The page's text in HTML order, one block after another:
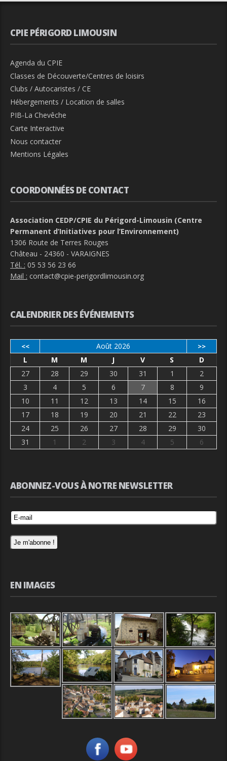
CPIE PÉRIGORD LIMOUSIN
Agenda du CPIE
Classes de Découverte/Centres de loisirs
Clubs / Autocaristes / CE
Hébergements / Location de salles
PIB-La Chevêche
Carte Interactive
Nous contacter
Mentions Légales
COORDONNÉES DE CONTACT
Association CEDP/CPIE du Périgord-Limousin (Centre
Permanent d’Initiatives pour l’Environnement)
1306 Route de Terres Rouges
Château - 24360 - VARAIGNES
Tél. : 05 53 56 23 66
Mail : contact@cpie-perigordlimousin.org
CALENDRIER DES ÉVÉNEMENTS
<< Août 2026 >>
L M M J V S
D
27
28 29 30 31 1
2
3
4 5 6 7 8
9
10
11 12 13 14 15
16
17
18 19 20 21 22
23
24
25 26 27 28 29
30
31
1 2 3 4 5 6
ABONNEZ-VOUS À NOTRE NEWSLETTER
EN IMAGES